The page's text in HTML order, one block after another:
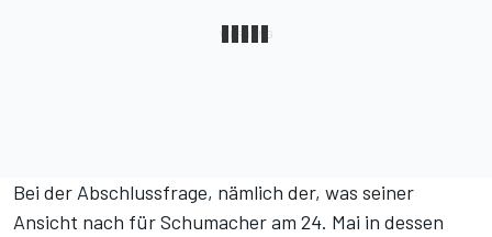
Bei der Abschlussfrage, nämlich der, was seiner
Ansicht nach für Schumacher am 24. Mai in dessen